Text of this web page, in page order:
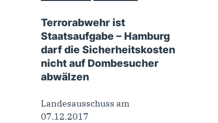
Terrorabwehr ist
Staatsaufgabe – Hamburg
darf die Sicherheitskosten
nicht auf Dombesucher
abwälzen
Landesausschuss am
07.12.2017